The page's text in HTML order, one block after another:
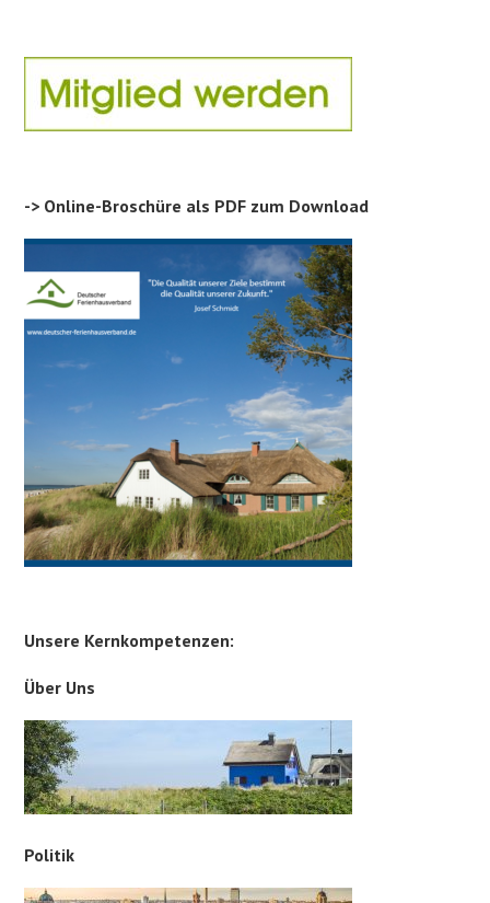
-> Online-Broschüre als PDF zum Download
Unsere Kernkompetenzen:
Über Uns
Politik